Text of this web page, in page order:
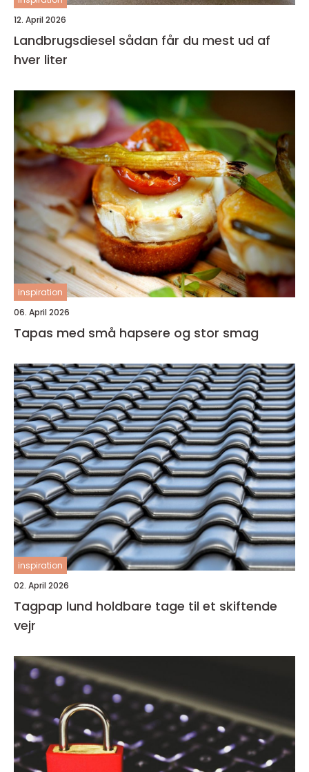
12. April 2026
Landbrugsdiesel sådan får du mest ud af
hver liter
inspiration
06. April 2026
Tapas med små hapsere og stor smag
inspiration
02. April 2026
Tagpap lund holdbare tage til et skiftende
vejr